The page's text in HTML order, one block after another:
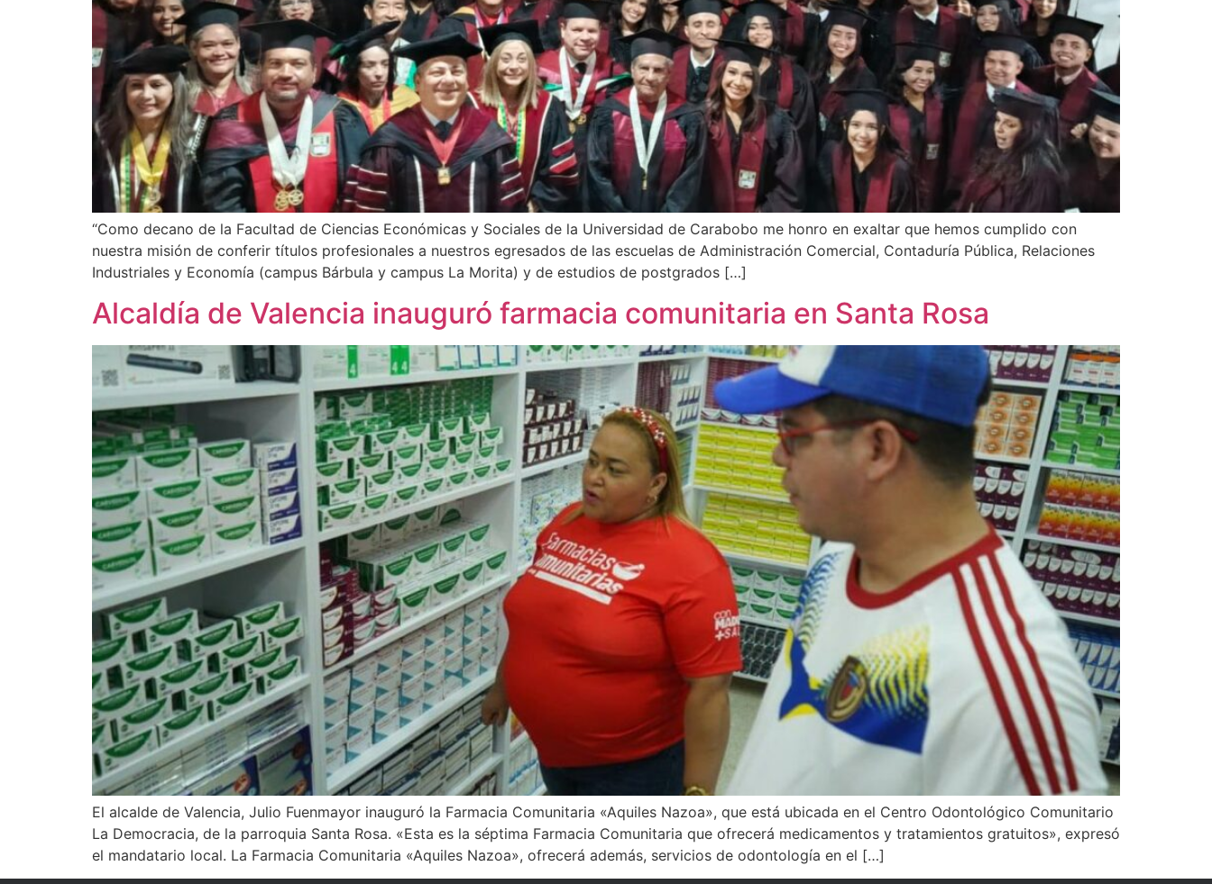
“Como decano de la Facultad de Ciencias Económicas y Sociales de la Universidad de Carabobo me honro en exaltar que hemos cumplido con
nuestra misión de conferir títulos profesionales a nuestros egresados de las escuelas de Administración Comercial, Contaduría Pública, Relaciones
Industriales y Economía (campus Bárbula y campus La Morita) y de estudios de postgrados […]
Alcaldía de Valencia inauguró farmacia comunitaria en Santa Rosa
El alcalde de Valencia, Julio Fuenmayor inauguró la Farmacia Comunitaria «Aquiles Nazoa», que está ubicada en el Centro Odontológico Comunitario
La Democracia, de la parroquia Santa Rosa. «Esta es la séptima Farmacia Comunitaria que ofrecerá medicamentos y tratamientos gratuitos», expresó
el mandatario local. La Farmacia Comunitaria «Aquiles Nazoa», ofrecerá además, servicios de odontología en el […]